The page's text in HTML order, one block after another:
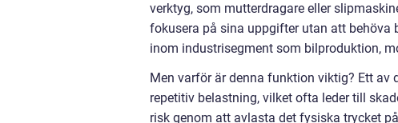
verktyg, som mutterdragare eller
fokusera på sina uppgifter utan att behöva
inom industrisegment som bilproduktion,
Men varför är denna funktion viktig? Ett
repetitiv belastning, vilket ofta leder till
risk genom att avlasta det fysiska trycket